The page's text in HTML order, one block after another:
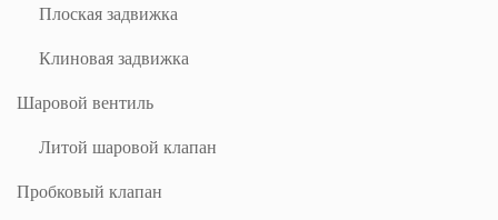
Плоская задвижка
Клиновая задвижка
Шаровой вентиль
Литой шаровой клапан
Пробковый клапан